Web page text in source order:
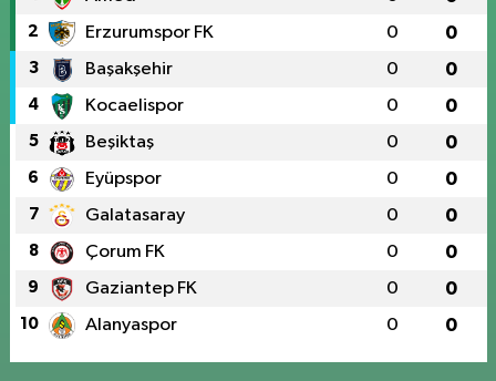
2 Erzurumspor FK 0 0
3 Başakşehir 0 0
4 Kocaelispor 0 0
5 Beşiktaş 0 0
6 Eyüpspor 0 0
7 Galatasaray 0 0
8 Çorum FK 0 0
9 Gaziantep FK 0 0
10 Alanyaspor 0 0